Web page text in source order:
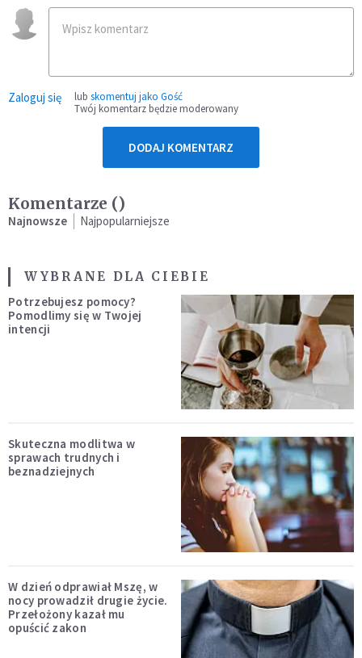
Zaloguj się lub skomentuj jako Gość
Twój komentarz będzie moderowany
DODAJ KOMENTARZ
Komentarze ()
Najnowsze Najpopularniejsze
WYBRANE DLA CIEBIE
Potrzebujesz pomocy?
Pomodlimy się w Twojej
intencji
Skuteczna modlitwa w
sprawach trudnych i
beznadziejnych
W dzień odprawiał Mszę, w
nocy prowadził drugie życie.
Przełożony kazał mu
opuścić zakon